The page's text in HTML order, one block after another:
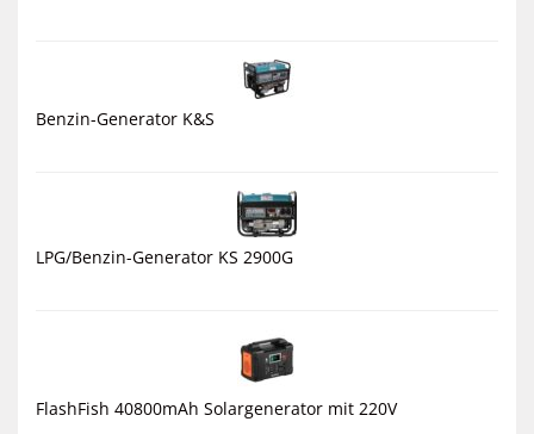
Benzin-Generator K&S
LPG/Benzin-Generator KS 2900G
FlashFish 40800mAh Solargenerator mit 220V